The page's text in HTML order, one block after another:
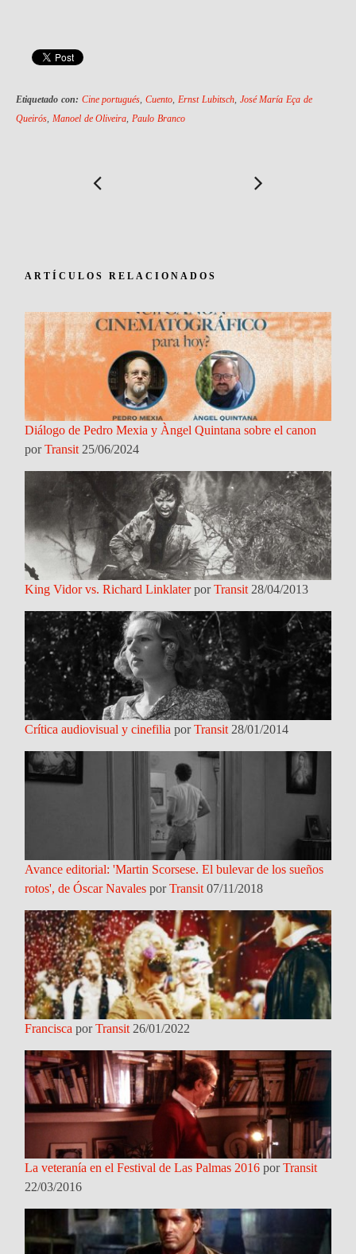
Etiquetado con: Cine portugués ,Cuento Ernst Lubitsch, José María Eça de
Queirós Manoel de Oliveira Paulo Branco
ARTÍCULOS RELACIONADOS
Diálogo de Pedro Mexia y Àngel Quintana sobre el canon
porTransit 25/06/2024
King Vidor vs. Richard LinklaterporTransit 28/04/2013
Crítica audiovisual y cinefilia porTransit 28/01/2014
Avance editorial: 'Martin Scorsese. El bulevar de los sueños
rotos', de Óscar Navales porTransit 07/11/2018
Francisca porTransit 26/01/2022
La veteranía en el Festival de Las Palmas 2016 porTransit
22/03/2016